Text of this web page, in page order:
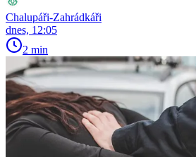
Chalupáři-Zahrádkáři
dnes, 12:05
2 min